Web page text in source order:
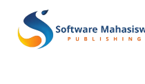
content
navigation